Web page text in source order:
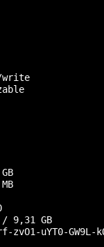
GB
MB
9,31 GB
zvO1-uYT0-GW9L-